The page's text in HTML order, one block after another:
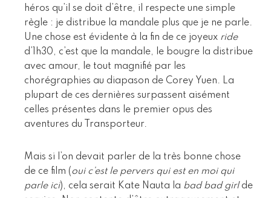
héros qu’il se doit d’être, il respecte une simple
règle : je distribue la mandale plus que je ne parle.
Une chose est évidente à la fin de ce joyeux ride
d’1h30, c’est que la mandale, le bougre la distribue
avec amour, le tout magnifié par les
chorégraphies au diapason de Corey Yuen. La
plupart de ces dernières surpassent aisément
celles présentes dans le premier opus des
aventures du Transporteur.
Mais si l’on devait parler de la très bonne chose
de ce film (oui c’est le pervers qui est en moi qui
parle ici), cela serait Kate Nauta la bad bad girlde